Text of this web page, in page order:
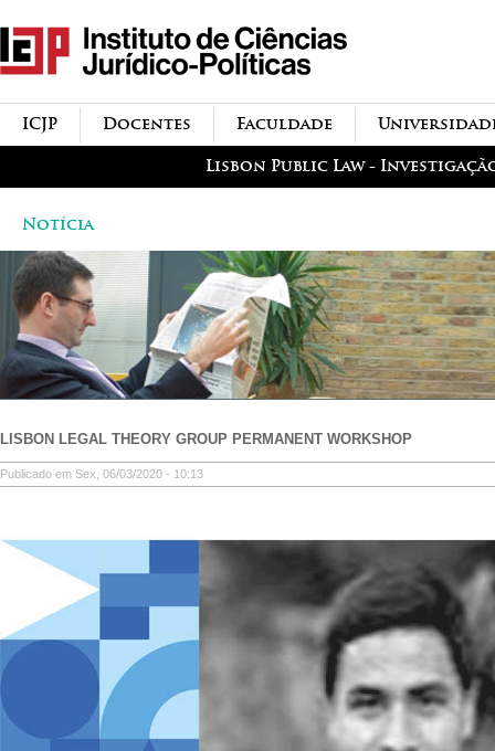
principal
icjp
menu-institucional Faculdade
Docentes
ICJP
Lisbon Public Law -
Notícia
LISBON LEGAL THEORY GROUP PERMANENT WORKSHOP
Publicado em Sex, 06/03/2020 - 10:13